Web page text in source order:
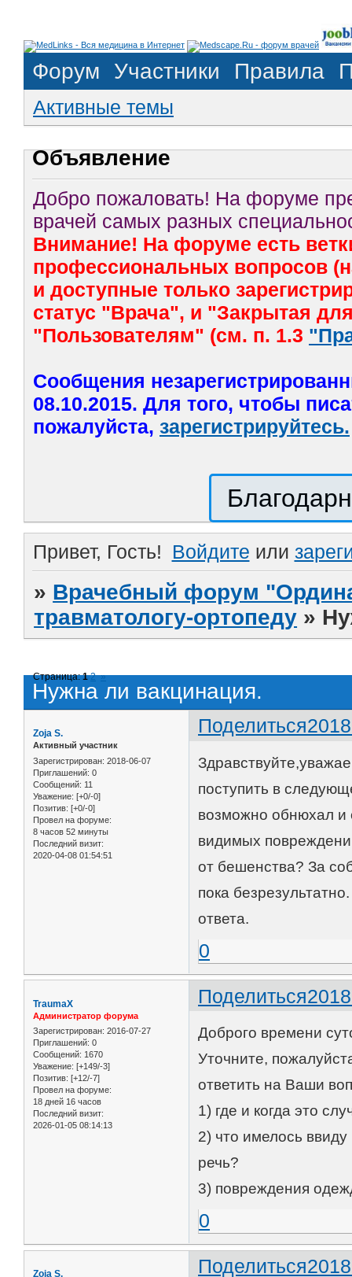
Форум Участники Правила
Активные темы
Объявление
Добро пожаловать! На форуме
врачей самых разных
Внимание! На форуме есть
профессиональных вопросов
и доступные только
статус "Врача", и "Закрытая
"Пользователям" (см. п. 1.3
Сообщения
08.10.2015. Для того, чтобы
пожалуйста, зарегистрируйтесь.
Привет, Гость! Войдите или
» Врачебный форум
травматологу-ортопеду »
Нужна ли вакцинация.
Страница:1 2 »
Поделиться
Zoja S.
Активный участник
Зарегистрирован: 2018-06-07
Приглашений: 0
Сообщений: 11
Уважение: [+0/-0]
Позитив: [+0/-0]
Провел на форуме:
8 часов 52 минуты
Последний визит:
2020-04-08 01:54:51
поступить в
возможно обнюхал и
видимых
от бешенства? За
пока
ответа.
0
Поделиться
TraumaX
Администратор форума
Зарегистрирован: 2016-07-27
Приглашений: 0
Сообщений: 1670
Уважение: [+149/-3]
Позитив: [+12/-7]
Провел на форуме:
18 дней 16 часов
Последний визит:
2026-01-05 08:14:13
Доброго времени
Уточните,
ответить на Ваши
1) где и когда это
2) что имелось
речь?
3) повреждения
0
Поделиться
Zoja S.